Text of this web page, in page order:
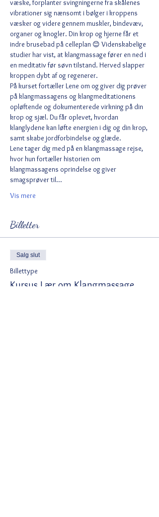
væske, forplanter svingningerne fra skålenes
vibrationer sig nænsomt i bølger i kroppens
væsker og videre gennem muskler, bindevæv,
organer og knogler. Din krop og hjerne får et
indre brusebad på celleplan 😊 Videnskabelige
studier har vist, at klangmassage fører en ned i
en meditativ før søvn tilstand. Herved slapper
kroppen dybt af og regenerer.
På kurset fortæller Lene om og giver dig prøver
på klangmassagens og klangmeditationens
opløftende og dokumenterede virkning på din
krop og sjæl. Du får oplevet, hvordan
klanglydene kan løfte energien i dig og din krop,
samt skabe jordforbindelse og glæde.
Lene tager dig med på en klangmassage rejse,
hvor hun fortæller historien om
klangmassagens oprindelse og giver
smagsprøver til…
Vis mere
Billetter
Salg slut
Billettype
Kursus Lær om Klangmassage